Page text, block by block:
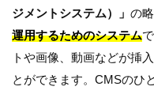
ジメントシステム）」 の
運用するためのシステム
トや画像、動画などが挿
とができます。CMSのひ